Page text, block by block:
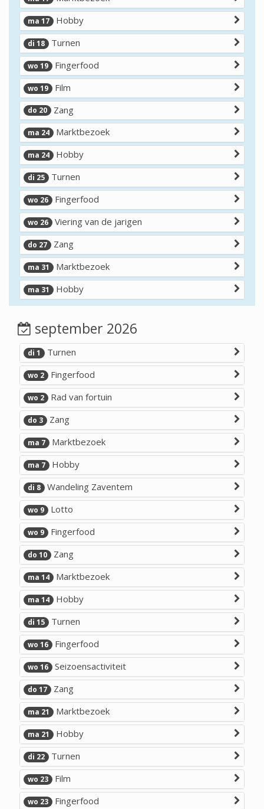
ma 17 Hobby
di 18 Turnen
wo 19 Fingerfood
wo 19 Film
do 20 Zang
ma 24 Marktbezoek
ma 24 Hobby
di 25 Turnen
wo 26 Fingerfood
wo 26 Viering van de jarigen
do 27 Zang
ma 31 Marktbezoek
ma 31 Hobby
september 2026
di 1 Turnen
wo 2 Fingerfood
wo 2 Rad van fortuin
do 3 Zang
ma 7 Marktbezoek
ma 7 Hobby
di 8 Wandeling Zaventem
wo 9 Lotto
wo 9 Fingerfood
do 10 Zang
ma 14 Marktbezoek
ma 14 Hobby
di 15 Turnen
wo 16 Fingerfood
wo 16 Seizoensactiviteit
do 17 Zang
ma 21 Marktbezoek
ma 21 Hobby
di 22 Turnen
wo 23 Film
wo 23 Fingerfood